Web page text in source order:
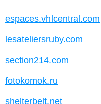
espaces.vhlcentral.com
lesateliersruby.com
section214.com
fotokomok.ru
shelterbelt.net